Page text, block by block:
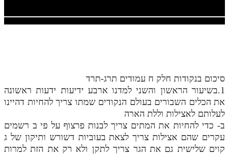
חלק יד
חלק ט"ז
בית שער הכוונות
סיכום בנקודות חלק ח עמודים תרג-תרד
1.בשיעור הראשון והשני למדנו ארבע ידיעות ידעות ראשונה
את הכלים השבורים בעולם הנקודים שמתו צריך להחיות דהיינו
לעלותם לאצילות וללת הארה
ב- כדי להחיות את המתים צריך לבנות פרצוף על פי ב רשמים
עקרים שהם אצילות צריך לצאת בעוביות דשורש ותיקון של ג
קוים שלישית גם את הגר צריך לתקן ולא רק את הזת למרות